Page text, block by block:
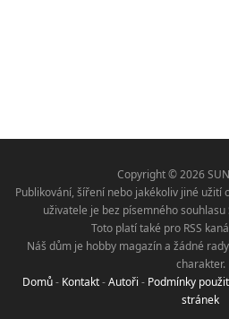
Copyright © 2026
Publikování, šíření nebo jakékoliv jiné užití
uživatele je bez písemného souhlasu
Toto platí také pro RSS
Náš dům je hobby magazín a žádné
charakter.
Domů- Kontakt-Autoři - Podmínky
stránek